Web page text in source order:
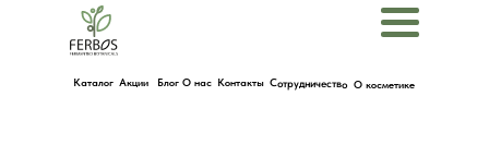
Каталог Акции Блог О нас Контакты Сотрудничество О косметике